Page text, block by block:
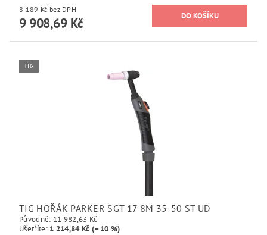
8 189 Kč bez DPH
9 908,69 Kč
TIG
TIG HOŘÁK PARKER SGT 17 8M 35-50 ST UD
Původně: 11 982,63 Kč
Ušetříte: 1 214,84 Kč (–10 %)